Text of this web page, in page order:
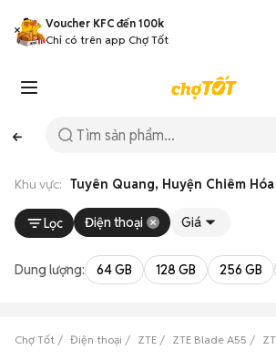
Voucher KFC đến 100k
Chỉ có trên app Chợ Tốt
Khu vực: Tuyên Quang, Huyện Chiêm Hóa
Lọc Điện thoại Giá
Dung lượng: 64 GB 128 GB 256 GB
Chợ Tốt Điện thoại ZTE ZTE Blade A55